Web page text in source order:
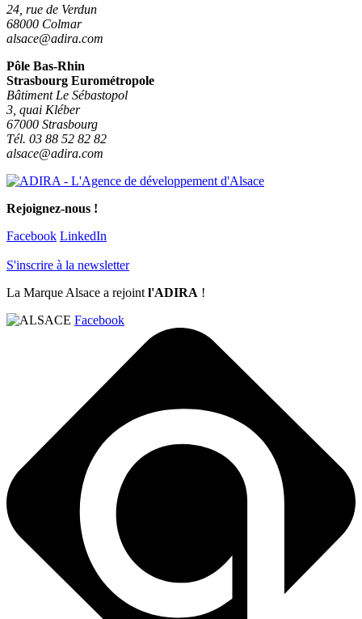
24, rue de Verdun
68000 Colmar
alsace@adira.com
Pôle Bas-Rhin
Strasbourg Eurométropole
Bâtiment Le Sébastopol
3, quai Kléber
67000 Strasbourg
Tél. 03 88 52 82 82
alsace@adira.com
Rejoignez-nous !
Facebook LinkedIn
S'inscrire à la newsletter
La Marque Alsace a rejoint l'ADIRA !
Facebook